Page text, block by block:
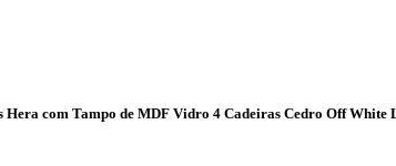
Hera com Tampo de MDF Vidro 4 Cadeiras Cedro Off White